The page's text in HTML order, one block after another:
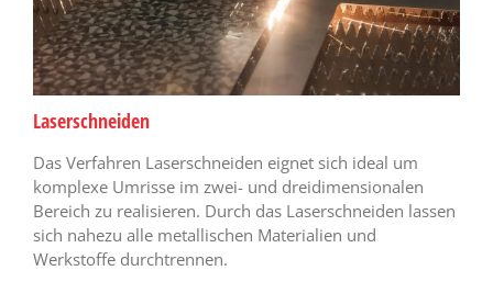
Laserschneiden
Das Verfahren Laserschneiden eignet sich ideal um
komplexe Umrisse im zwei- und dreidimensionalen
Bereich zu realisieren. Durch das Laserschneiden lassen
sich nahezu alle metallischen Materialien und
Werkstoffe durchtrennen.